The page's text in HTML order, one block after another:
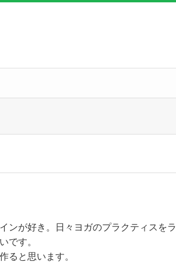
ンが好き。日々ヨガのプラクティスを
です。
ると思います。